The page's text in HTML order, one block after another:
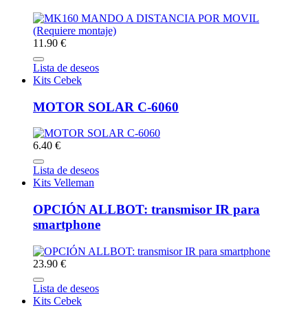
11.90 €
Lista de deseos
Kits Cebek
MOTOR SOLAR C-6060
6.40 €
Lista de deseos
Kits Velleman
OPCIÓN ALLBOT: transmisor IR para
smartphone
23.90 €
Lista de deseos
Kits Cebek